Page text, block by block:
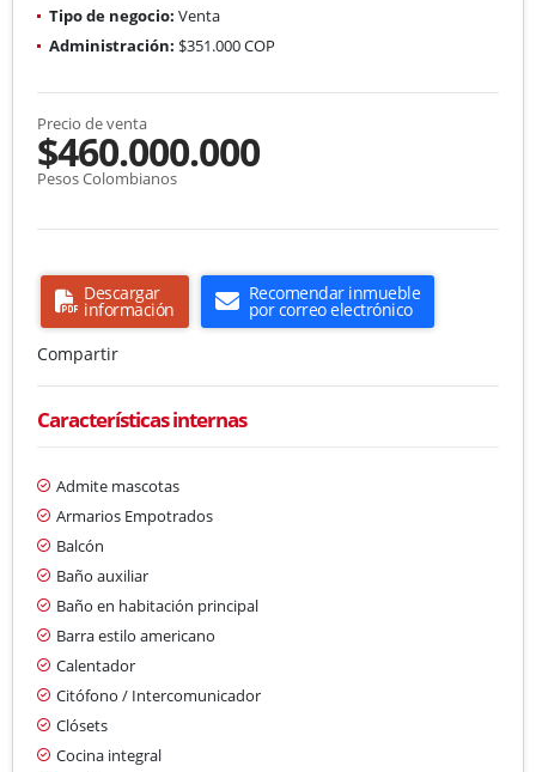
Tipo de negocio: Venta
Administración: $351.000 COP
Precio de venta
$460.000.000
Pesos Colombianos
Descargar
información
Recomendar inmueble
por correo electrónico
Compartir
Características internas
Admite mascotas
Armarios Empotrados
Balcón
Baño auxiliar
Baño en habitación principal
Barra estilo americano
Calentador
Citófono / Intercomunicador
Clósets
Cocina integral